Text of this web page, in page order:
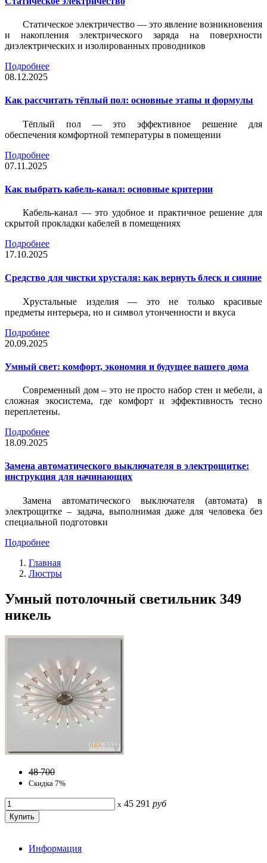
Статическое электричество — это явление возникновения
и накопления электрического заряда на поверхности
диэлектрических и изолированных проводников
Подробнее
08.12.2025
Как рассчитать тёплый пол: основные этапы и формулы
Тёплый пол — это эффективное решение для
обеспечения комфортной температуры в помещении
Подробнее
07.11.2025
Как выбрать кабель-канал: основные критерии
Кабель-канал — это удобное и практичное решение для
скрытой прокладки кабелей в помещениях
Подробнее
17.10.2025
Средство для чистки хрусталя: как вернуть блеск и сияние
Хрустальные изделия — это не только красивые
предметы интерьера, но и символ утонченности и вкуса
Подробнее
20.09.2025
Умный свет: комфорт, экономия и будущее вашего дома
Современный дом – это не просто набор стен и мебели, а
сложная экосистема, где комфорт и эффективность тесно
переплетены.
Подробнее
18.09.2025
Замена автоматического выключателя в электрощитке:
инструкция для начинающих
Замена автоматического выключателя (автомата) в
электрощитке – задача, выполнимая даже для человека без
специальной подготовки
Подробнее
Главная
Люстры
Умный потолочный светильник 349
никель
48 700
Скидка 7%
x 45 291 руб
Информация